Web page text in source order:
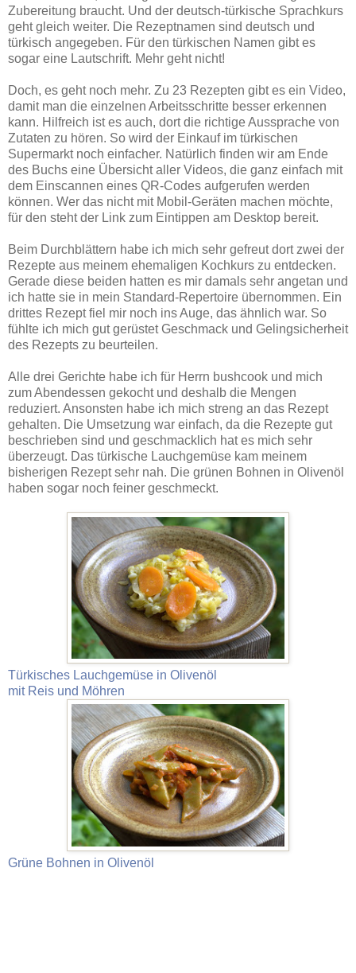
Zubereitung braucht. Und der deutsch-türkische Sprachkurs
geht gleich weiter. Die Rezeptnamen sind deutsch und
türkisch angegeben. Für den türkischen Namen gibt es
sogar eine Lautschrift. Mehr geht nicht!
Doch, es geht noch mehr. Zu 23 Rezepten gibt es ein Video,
damit man die einzelnen Arbeitsschritte besser erkennen
kann. Hilfreich ist es auch, dort die richtige Aussprache von
Zutaten zu hören. So wird der Einkauf im türkischen
Supermarkt noch einfacher. Natürlich finden wir am Ende
des Buchs eine Übersicht aller Videos, die ganz einfach mit
dem Einscannen eines QR-Codes aufgerufen werden
können. Wer das nicht mit Mobil-Geräten machen möchte,
für den steht der Link zum Eintippen am Desktop bereit.
Beim Durchblättern habe ich mich sehr gefreut dort zwei der
Rezepte aus meinem ehemaligen Kochkurs zu entdecken.
Gerade diese beiden hatten es mir damals sehr angetan und
ich hatte sie in mein Standard-Repertoire übernommen. Ein
drittes Rezept fiel mir noch ins Auge, das ähnlich war. So
fühlte ich mich gut gerüstet Geschmack und Gelingsicherheit
des Rezepts zu beurteilen.
Alle drei Gerichte habe ich für Herrn bushcook und mich
zum Abendessen gekocht und deshalb die Mengen
reduziert. Ansonsten habe ich mich streng an das Rezept
gehalten. Die Umsetzung war einfach, da die Rezepte gut
beschrieben sind und geschmacklich hat es mich sehr
überzeugt. Das türkische Lauchgemüse kam meinem
bisherigen Rezept sehr nah. Die grünen Bohnen in Olivenöl
haben sogar noch feiner geschmeckt.
Türkisches Lauchgemüse in Olivenöl
mit Reis und Möhren
Grüne Bohnen in Olivenöl